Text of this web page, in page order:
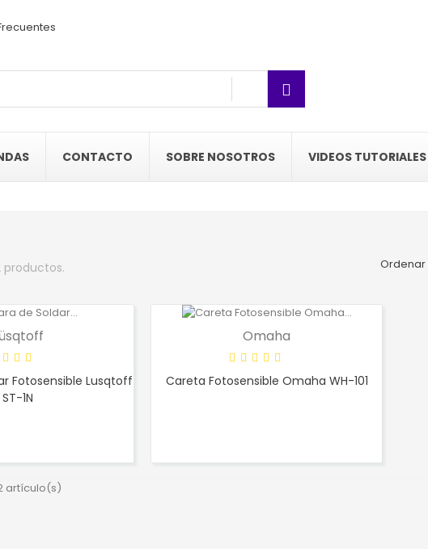
CONTACTO SOBRE NOSOTROS VIDEOS TUTORIALES
productos. Ordenar
Fotosensible Lusqtoff
ST-1N
Omaha
Careta Fotosensible Omaha WH-101
artículo(s)